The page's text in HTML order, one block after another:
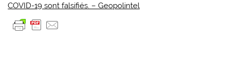
COVID-19 sont falsifiés. – Geopolintel